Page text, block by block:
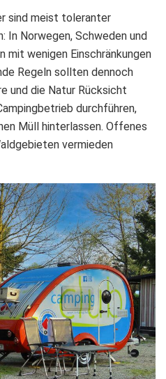
sind meist toleranter
In Norwegen, Schweden und
wenigen Einschränkungen
Regeln sollten dennoch
und die Natur Rücksicht
durchführen,
Müll hinterlassen. Offenes
vermieden